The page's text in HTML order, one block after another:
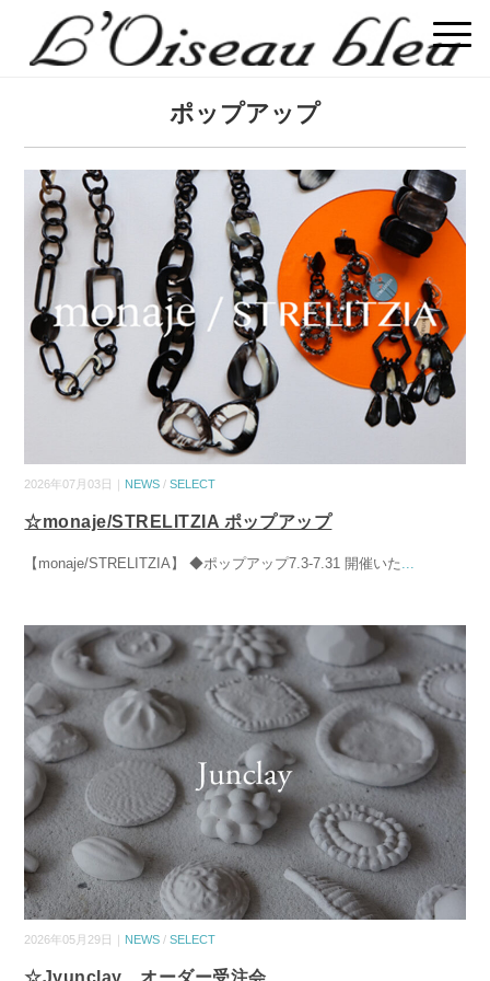
ポップアップ
2026年07月03日｜ NEWS /SELECT
☆monaje/STRELITZIA ポップアップ
【monaje/STRELITZIA】 ◆ポップアップ7.3-7.31 開催いた
2026年05月29日｜ NEWS /SELECT
☆Jyunclay オーダー受注会